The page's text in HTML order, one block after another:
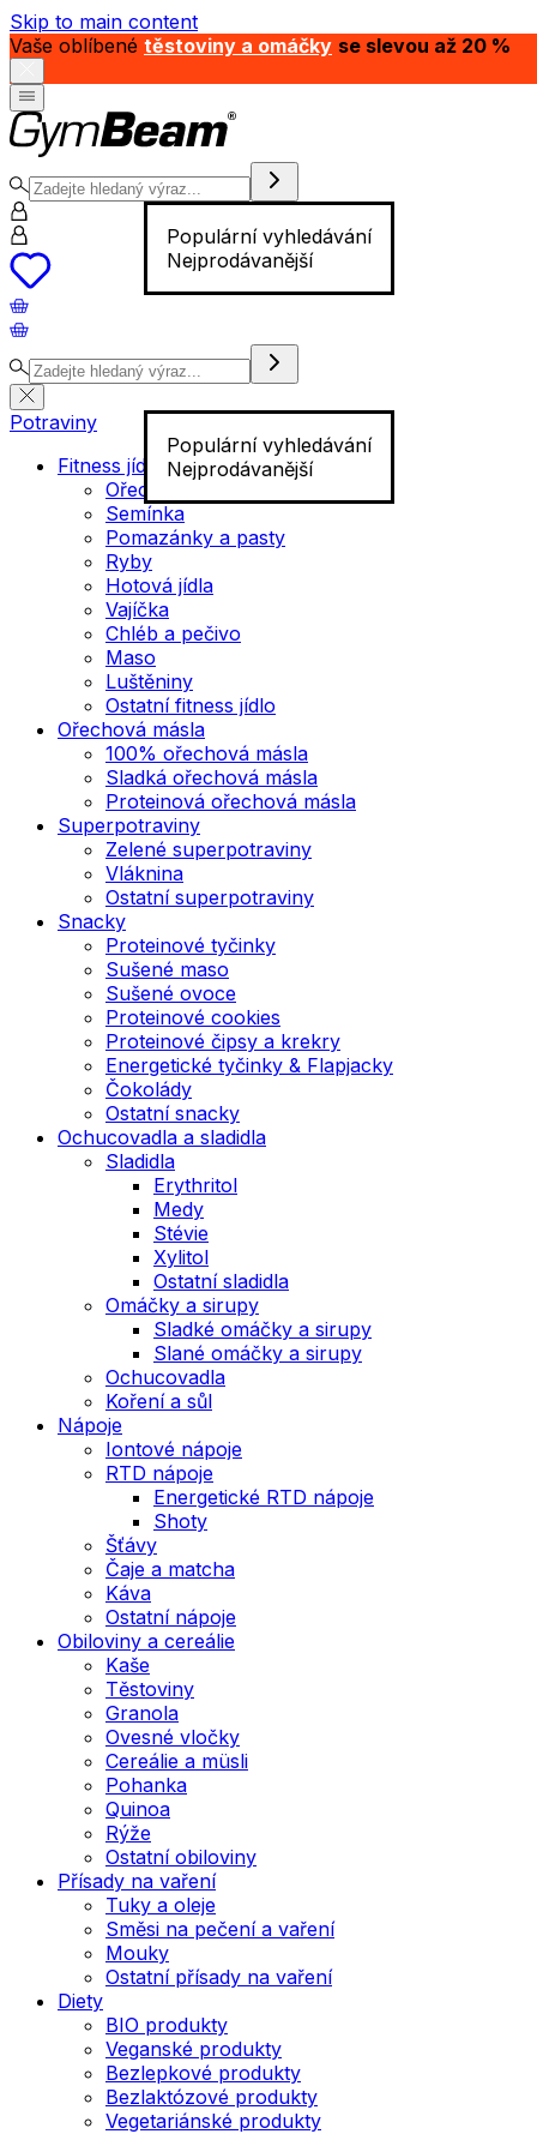
Skip to main content
Vaše oblíbené těstoviny a omáčky se slevou až 20 %
Populární vyhledávání
Nejprodávanější
Populární vyhledávání
Nejprodávanější
Potraviny
Fitness jídlo
Ořechy
Semínka
Pomazánky a pasty
Ryby
Hotová jídla
Vajíčka
Chléb a pečivo
Maso
Luštěniny
Ostatní fitness jídlo
Ořechová másla
100% ořechová másla
Sladká ořechová másla
Proteinová ořechová másla
Superpotraviny
Zelené superpotraviny
Vláknina
Ostatní superpotraviny
Snacky
Proteinové tyčinky
Sušené maso
Sušené ovoce
Proteinové cookies
Proteinové čipsy a krekry
Energetické tyčinky & Flapjacky
Čokolády
Ostatní snacky
Ochucovadla a sladidla
Sladidla
Erythritol
Medy
Stévie
Xylitol
Ostatní sladidla
Omáčky a sirupy
Sladké omáčky a sirupy
Slané omáčky a sirupy
Ochucovadla
Koření a sůl
Nápoje
Iontové nápoje
RTD nápoje
Energetické RTD nápoje
Shoty
Šťávy
Čaje a matcha
Káva
Ostatní nápoje
Obiloviny a cereálie
Kaše
Těstoviny
Granola
Ovesné vločky
Cereálie a müsli
Pohanka
Quinoa
Rýže
Ostatní obiloviny
Přísady na vaření
Tuky a oleje
Směsi na pečení a vaření
Mouky
Ostatní přísady na vaření
Diety
BIO produkty
Veganské produkty
Bezlepkové produkty
Bezlaktózové produkty
Vegetariánské produkty